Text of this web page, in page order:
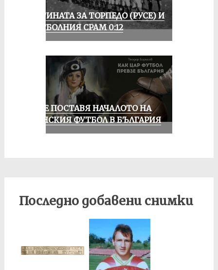
ИСТИНАТА ЗА ТОРПЕДО (РУСЕ) И
ФУТБОЛНИЯ СРАМ 0:12
РУСЕ ПОСТАВЯ НАЧАЛОТО НА
ЖЕНСКИЯ ФУТБОЛ В БЪЛГАРИЯ
Последно добавени снимки